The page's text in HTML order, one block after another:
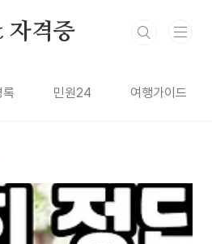
자격증
록 민원24 여행가이드